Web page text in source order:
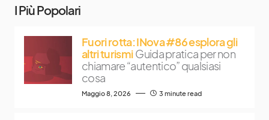
I Più Popolari
Fuori rotta: INova #86 esplora gli
altri turismi Guida pratica per non
chiamare “autentico” qualsiasi
cosa
Maggio 8, 2026 3 minute read